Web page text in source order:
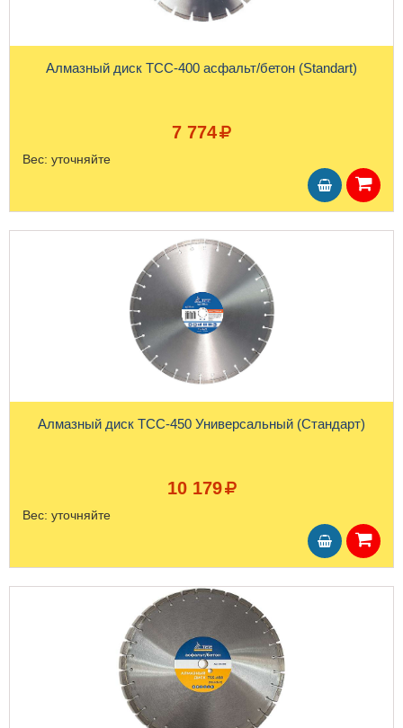
Алмазный диск ТСС-400 асфальт/бетон (Standart)
7 774
Вес: уточняйте
Алмазный диск ТСС-450 Универсальный (Стандарт)
10 179
Вес: уточняйте